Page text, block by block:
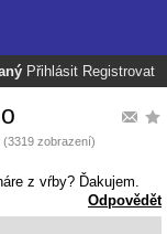
Přihlásit Registrovat
(3319 zobrazení)
z vŕby? Ďakujem.
Odpovědět